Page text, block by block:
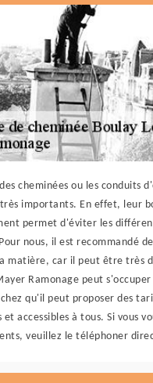
cheminées ou les conduits
importants. En effet, leur
permet d'éviter les
nous, il est recommandé
matière, car il peut être très
Ramonage peut
qu'il peut proposer des
et accessibles à tous. Si vous
veuillez le téléphoner